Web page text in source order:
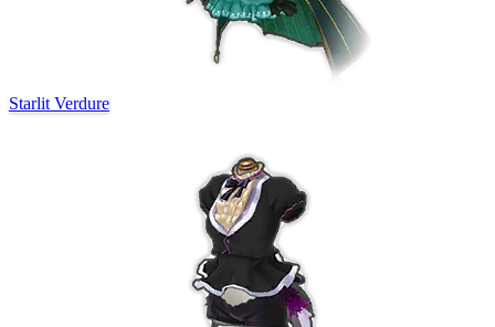
Starlit Verdure